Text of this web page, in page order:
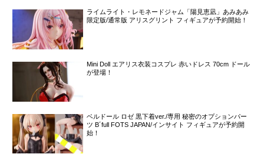
ライムライト・レモネードジャム「陽見恵凪」あみあみ
限定版/通常版 アリスグリント フィギュアが予約開始！
Mini Doll エアリス衣装コスプレ 赤いドレス 70cm ドール
が登場！
ベルドール ロゼ 黒下着ver./専用 秘密のオプションパー
ツ B´full FOTS JAPAN/インサイト フィギュアが予約開
始！